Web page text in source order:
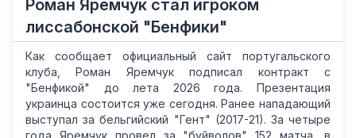
Роман Яремчук стал игроком
лиссабонской "Бенфики"
Как сообщает официальный сайт португальского
клуба, Роман Яремчук подписал контракт с
"Бенфикой" до лета 2026 года. Презентация
украинца состоится уже сегодня. Ранее нападающий
выступал за бельгийский "Гент" (2017-21). За четыре
года Яремчук провел за "буйволов" 152 матча, в